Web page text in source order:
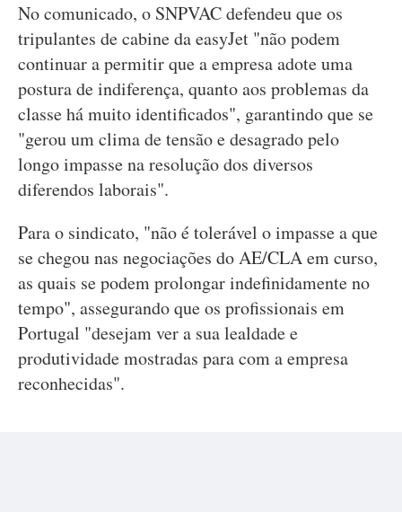
No comunicado, o SNPVAC defendeu que os
tripulantes de cabine da easyJet "não podem
continuar a permitir que a empresa adote uma
postura de indiferença, quanto aos problemas da
classe há muito identificados", garantindo que se
"gerou um clima de tensão e desagrado pelo
longo impasse na resolução dos diversos
diferendos laborais".
Para o sindicato, "não é tolerável o impasse a que
se chegou nas negociações do AE/CLA em curso,
as quais se podem prolongar indefinidamente no
tempo", assegurando que os profissionais em
Portugal "desejam ver a sua lealdade e
produtividade mostradas para com a empresa
reconhecidas".